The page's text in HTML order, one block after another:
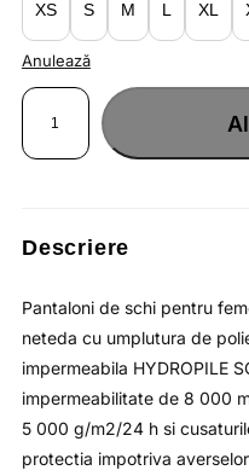
XS S M L XL
Anulează
Cantitate
Pantaloni
lungi
femei
cu
8
000
/
Descriere
Pantaloni de schi pentru
neteda cu umplutura de
impermeabila HYDROPILE
impermeabilitate de 8 000
5 000 g/m2/24 h si
protectia impotriva